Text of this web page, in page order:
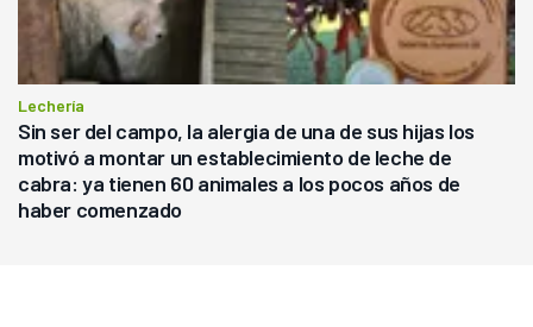
Lechería
Sin ser del campo, la alergia de una de sus hijas los
motivó a montar un establecimiento de leche de
cabra: ya tienen 60 animales a los pocos años de
haber comenzado